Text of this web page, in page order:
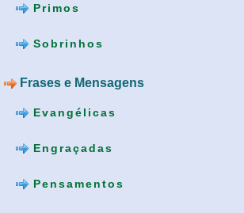
Primos
Sobrinhos
Frases e Mensagens
Evangélicas
Engraçadas
Pensamentos